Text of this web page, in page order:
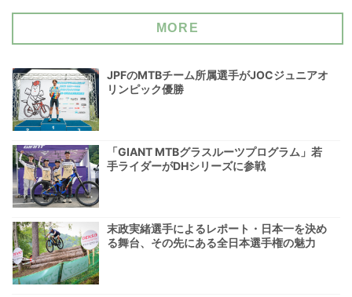
MORE
JPFのMTBチーム所属選手がJOCジュニアオ
リンピック優勝
「GIANT MTBグラスルーツプログラム」若
手ライダーがDHシリーズに参戦
末政実緒選手によるレポート・日本一を決め
る舞台、その先にある全日本選手権の魅力